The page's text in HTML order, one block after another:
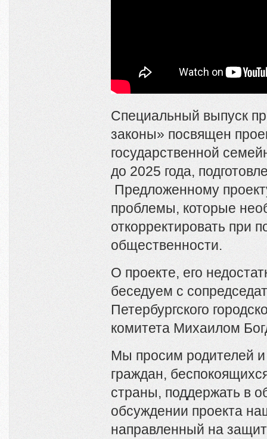
Специальный выпуск
законы» посвящен
государственной
до 2025 года,
Предложенному
проблемы, которые
откорректировать при
общественности.
О проекте, его
беседуем с
Петербургского
комитета Михаилом
Мы просим родителей
граждан,
страны, поддержать в
обсуждении проекта
направленный на